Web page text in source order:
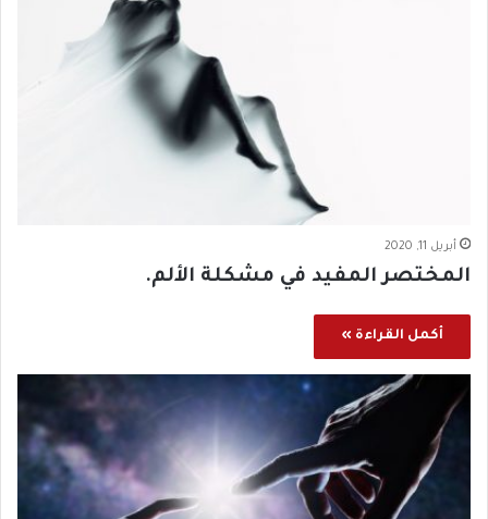
أبريل 11, 2020
المختصر المفيد في مشكلة الألم.
أكمل القراءة »